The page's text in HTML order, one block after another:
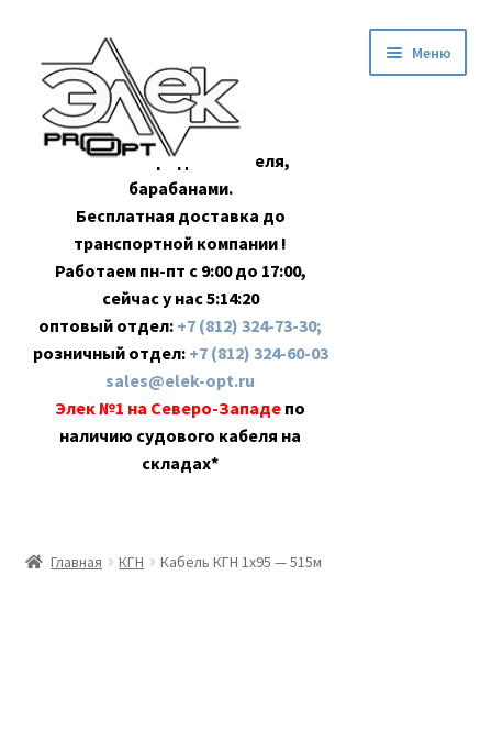
навигации
содержимому
Оптовая продажа кабеля,
барабанами.
Бесплатная доставка до
транспортной компании !
Работаем пн-пт с 9:00 до 17:00,
сейчас у нас5:14:21
оптовый отдел: +7 (812) 324-73-30;
розничный отдел: +7 (812) 324-60-03
sales@elek-opt.ru
Элек №1 на Северо-Западе по
наличию судового кабеля на
складах*
Меню
Главная КГН Кабель КГН 1х95 — 515м